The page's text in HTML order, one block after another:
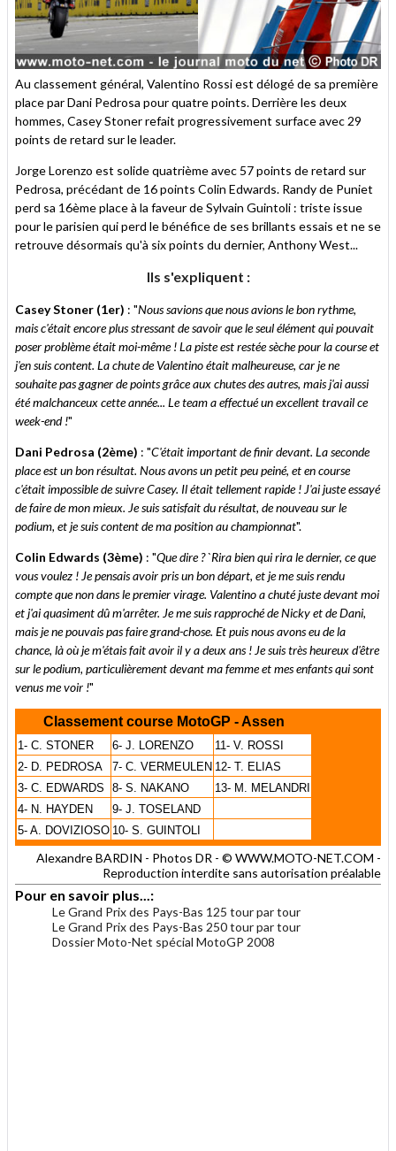
Au classement général, Valentino Rossi est délogé de sa première
place par Dani Pedrosa pour quatre points. Derrière les deux
hommes, Casey Stoner refait progressivement surface avec 29
points de retard sur le leader.
Jorge Lorenzo est solide quatrième avec 57 points de retard sur
Pedrosa, précédant de 16 points Colin Edwards. Randy de Puniet
perd sa 16ème place à la faveur de Sylvain Guintoli : triste issue
pour le parisien qui perd le bénéfice de ses brillants essais et ne se
retrouve désormais qu'à six points du dernier, Anthony West...
Ils s'expliquent :
Casey Stoner (1er) : "Nous savions que nous avions le bon rythme,
mais c'était encore plus stressant de savoir que le seul élément qui pouvait
poser problème était moi-même ! La piste est restée sèche pour la course et
j'en suis content. La chute de Valentino était malheureuse, car je ne
souhaite pas gagner de points grâce aux chutes des autres, mais j'ai aussi
été malchanceux cette année... Le team a effectué un excellent travail ce
week-end !"
Dani Pedrosa (2ème) : "C'était important de finir devant. La seconde
place est un bon résultat. Nous avons un petit peu peiné, et en course
c'était impossible de suivre Casey. Il était tellement rapide ! J'ai juste essayé
de faire de mon mieux. Je suis satisfait du résultat, de nouveau sur le
podium, et je suis content de ma position au championnat".
Colin Edwards (3ème) : "Que dire ? `Rira bien qui rira le dernier, ce que
vous voulez ! Je pensais avoir pris un bon départ, et je me suis rendu
compte que non dans le premier virage. Valentino a chuté juste devant moi
et j'ai quasiment dû m'arrêter. Je me suis rapproché de Nicky et de Dani,
mais je ne pouvais pas faire grand-chose. Et puis nous avons eu de la
chance, là où je m'étais fait avoir il y a deux ans ! Je suis très heureux d'être
sur le podium, particulièrement devant ma femme et mes enfants qui sont
venus me voir !"
Classement course MotoGP - Assen
1- C. STONER 6- J. LORENZO
11- V. ROSSI
2- D. PEDROSA
7- C. VERMEULEN 12- T. ELIAS
3- C. EDWARDS
8- S. NAKANO
13- M. MELANDRI
4- N. HAYDEN
9- J. TOSELAND
5- A. DOVIZIOSO 10- S. GUINTOLI
Alexandre BARDIN - Photos DR - © WWW.MOTO-NET.COM -
Reproduction interdite sans autorisation préalable
Pour en savoir plus...:
Le Grand Prix des Pays-Bas 125 tour par tour
Le Grand Prix des Pays-Bas 250 tour par tour
Dossier Moto-Net spécial MotoGP 2008